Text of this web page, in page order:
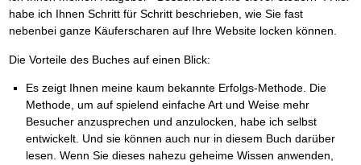
habe ich Ihnen Schritt für Schritt beschrieben, wie Sie fast
nebenbei ganze Käuferscharen auf Ihre Website locken können.
Die Vorteile des Buches auf einen Blick:
Es zeigt Ihnen meine kaum bekannte Erfolgs-Methode. Die
Methode, um auf spielend einfache Art und Weise mehr
Besucher anzusprechen und anzulocken, habe ich selbst
entwickelt. Und sie können auch nur in diesem Buch darüber
lesen. Wenn Sie dieses nahezu geheime Wissen anwenden,